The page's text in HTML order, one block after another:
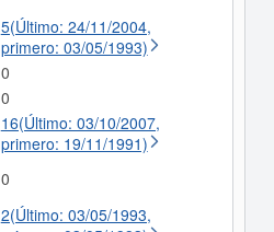
5(Último: 24/11/2004,
primero: 03/05/1993)
0
0
16(Último: 03/10/2007,
primero: 19/11/1991)
0
2(Último: 03/05/1993,